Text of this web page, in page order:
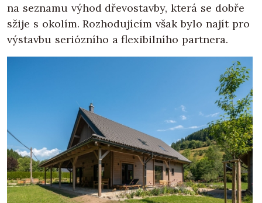
na seznamu výhod dřevostavby, která se dobře
sžije s okolím. Rozhodujícím však bylo najít pro
výstavbu seriózního a flexibilního partnera.